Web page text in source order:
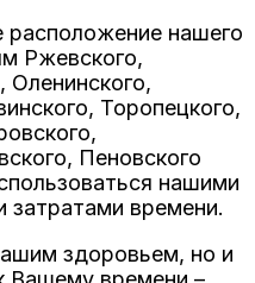
расположение нашего
Ржевского,
Оленинского,
Торопецкого,
Пеновского
нашими
затратами времени.
здоровьем, но и